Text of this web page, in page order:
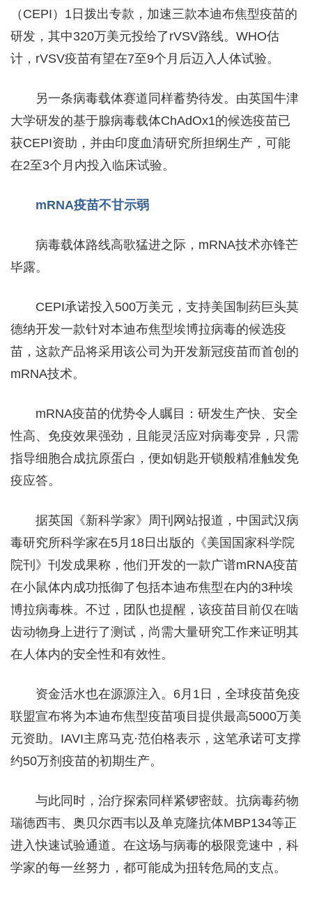
（CEPI）1日拨出专款，加速三款本迪布焦型疫苗的
研发，其中320万美元投给了rVSV路线。WHO估
计，rVSV疫苗有望在7至9个月后迈入人体试验。
另一条病毒载体赛道同样蓄势待发。由英国牛津
大学研发的基于腺病毒载体ChAdOx1的候选疫苗已
获CEPI资助，并由印度血清研究所担纲生产，可能
在2至3个月内投入临床试验。
mRNA疫苗不甘示弱
病毒载体路线高歌猛进之际，mRNA技术亦锋芒
毕露。
CEPI承诺投入500万美元，支持美国制药巨头莫
德纳开发一款针对本迪布焦型埃博拉病毒的候选疫
苗，这款产品将采用该公司为开发新冠疫苗而首创的
mRNA技术。
mRNA疫苗的优势令人瞩目：研发生产快、安全
性高、免疫效果强劲，且能灵活应对病毒变异，只需
指导细胞合成抗原蛋白，便如钥匙开锁般精准触发免
疫应答。
据英国《新科学家》周刊网站报道，中国武汉病
毒研究所科学家在5月18日出版的《美国国家科学院
院刊》刊发成果称，他们开发的一款广谱mRNA疫苗
在小鼠体内成功抵御了包括本迪布焦型在内的3种埃
博拉病毒株。不过，团队也提醒，该疫苗目前仅在啮
齿动物身上进行了测试，尚需大量研究工作来证明其
在人体内的安全性和有效性。
资金活水也在源源注入。6月1日，全球疫苗免疫
联盟宣布将为本迪布焦型疫苗项目提供最高5000万美
元资助。IAVI主席马克·范伯格表示，这笔承诺可支撑
约50万剂疫苗的初期生产。
与此同时，治疗探索同样紧锣密鼓。抗病毒药物
瑞德西韦、奥贝尔西韦以及单克隆抗体MBP134等正
进入快速试验通道。在这场与病毒的极限竞速中，科
学家的每一丝努力，都可能成为扭转危局的支点。